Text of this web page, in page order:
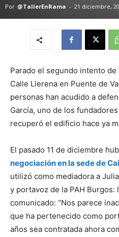
Por @TallerEnRama - 21 diciembre,
Parado el segundo intento
Calle Llerena en Puente de
personas han acudido a
García, uno de los
recuperó el edificio hace ya
El pasado 11 de diciembre
negociación en la sede de
utilizó como mediadora a
y portavoz de la PAH Burgos:
comunicado: “Nos parece
que ha pertenecido como
años sea contratada ahora